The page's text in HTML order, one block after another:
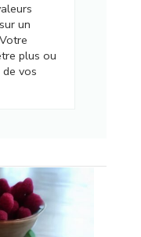
un
plus ou
vos